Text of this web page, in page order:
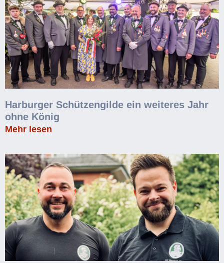
Harburger Schützengilde ein weiteres Jahr
ohne König
Mehr lesen